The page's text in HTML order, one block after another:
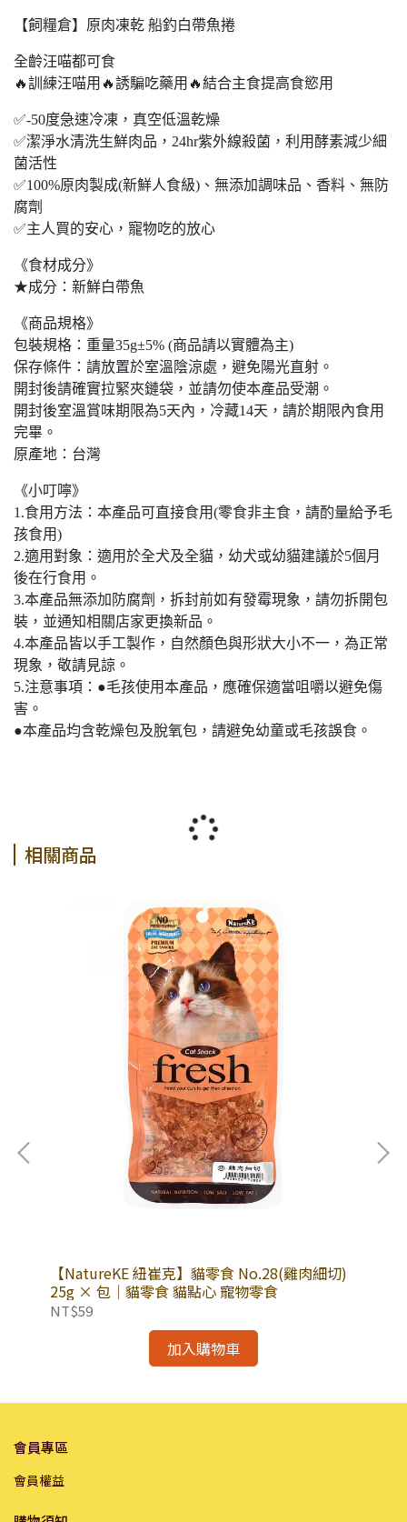
【飼糧倉】原肉凍乾 船釣白帶魚捲
全齡汪喵都可食
🔥訓練汪喵用🔥誘騙吃藥用🔥結合主食提高食慾用
✅-50度急速冷凍，真空低溫乾燥
✅潔淨水清洗生鮮肉品，24hr紫外線殺菌，利用酵素減少細
菌活性
✅100%原肉製成(新鮮人食級)、無添加調味品、香料、無防
腐劑
✅主人買的安心，寵物吃的放心
《食材成分》
★成分：新鮮白帶魚
《商品規格》
包裝規格：重量35g±5% (商品請以實體為主)
保存條件：請放置於室溫陰涼處，避免陽光直射。
開封後請確實拉緊夾鏈袋，並請勿使本產品受潮。
開封後室溫賞味期限為5天內，冷藏14天，請於期限內食用
完畢。
原產地：台灣
《小叮嚀》
1.食用方法：本產品可直接食用(零食非主食，請酌量給予毛
孩食用)
2.適用對象：適用於全犬及全貓，幼犬或幼貓建議於5個月
後在行食用。
3.本產品無添加防腐劑，拆封前如有發霉現象，請勿拆開包
裝，並通知相關店家更換新品。
4.本產品皆以手工製作，自然顏色與形狀大小不一，為正常
現象，敬請見諒。
5.注意事項：●毛孩使用本產品，應確保適當咀嚼以避免傷
害。
●本產品均含乾燥包及脫氧包，請避免幼童或毛孩誤食。
相關商品
【NatureKE 紐崔克】貓零食 No.28(雞肉細切)
25g × 包｜貓零食 貓點心 寵物零食
NT$59
加入購物車
會員專區
會員權益